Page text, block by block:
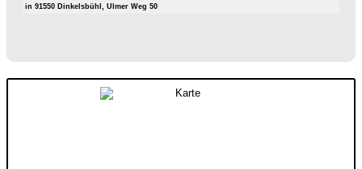
in 91550 Dinkelsbühl, Ulmer Weg 50